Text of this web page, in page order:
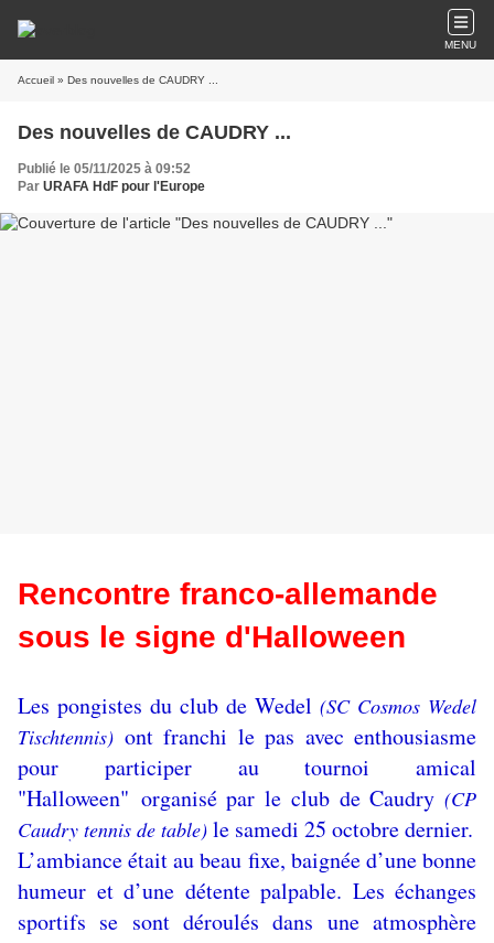
MENU
Accueil » Des nouvelles de CAUDRY ...
Des nouvelles de CAUDRY ...
Publié le 05/11/2025 à 09:52
Par URAFA HdF pour l'Europe
Rencontre franco-allemande
sous le signe d'Halloween
Les pongistes du club de Wedel (SC Cosmos Wedel
Tischtennis) ont franchi le pas avec enthousiasme
pour participer au tournoi amical
"Halloween" organisé par le club de Caudry (CP
Caudry tennis de table) le samedi 25 octobre dernier.
L’ambiance était au beau fixe, baignée d’une bonne
humeur et d’une détente palpable. Les échanges
sportifs se sont déroulés dans une atmosphère